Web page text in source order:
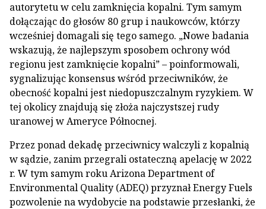
autorytetu w celu zamknięcia kopalni. Tym samym
dołączając do głosów 80 grup i naukowców, którzy
wcześniej domagali się tego samego. „Nowe badania
wskazują, że najlepszym sposobem ochrony wód
regionu jest zamknięcie kopalni” – poinformowali,
sygnalizując konsensus wśród przeciwników, że
obecność kopalni jest niedopuszczalnym ryzykiem. W
tej okolicy znajdują się złoża najczystszej rudy
uranowej w Ameryce Północnej.
Przez ponad dekadę przeciwnicy walczyli z kopalnią
w sądzie, zanim przegrali ostateczną apelację w 2022
r. W tym samym roku Arizona Department of
Environmental Quality (ADEQ) przyznał Energy Fuels
pozwolenie na wydobycie na podstawie przesłanki, że